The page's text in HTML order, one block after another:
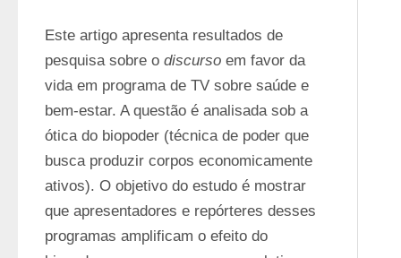
Este artigo apresenta resultados de
pesquisa sobre o discurso em favor da
vida em programa de TV sobre saúde e
bem-estar. A questão é analisada sob a
ótica do biopoder (técnica de poder que
busca produzir corpos economicamente
ativos). O objetivo do estudo é mostrar
que apresentadores e repórteres desses
programas amplificam o efeito do